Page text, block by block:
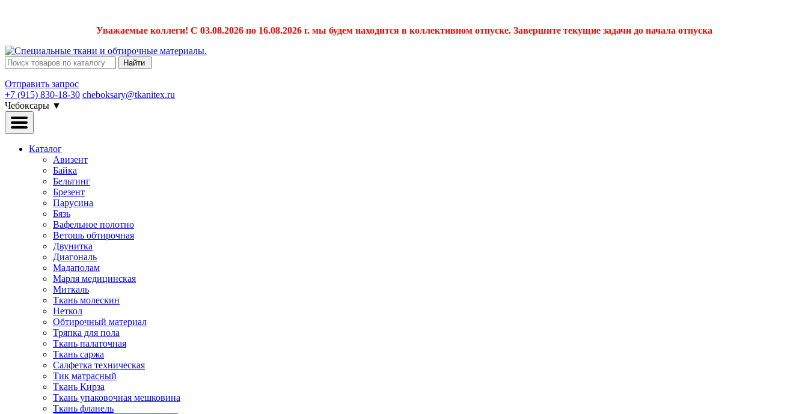
Уважаемые коллеги! С 03.08.2026 по 16.08.2026 г. мы будем находится в коллективном отпуске. Завершите текущие задачи до начала отпуска
Найти
Отправить запрос
+7 (915) 830-18-30 cheboksary@tkanitex.ru
Чебоксары ▼
Каталог
Авизент
Байка
Бельтинг
Брезент
Парусина
Бязь
Вафельное полотно
Ветошь обтирочная
Двунитка
Диагональ
Мадаполам
Марля медицинская
Миткаль
Ткань молескин
Неткол
Обтирочный материал
Тряпка для пола
Ткань палаточная
Ткань саржа
Салфетка техническая
Тик матрасный
Ткань Кирза
Ткань упаковочная мешковина
Ткань фланель